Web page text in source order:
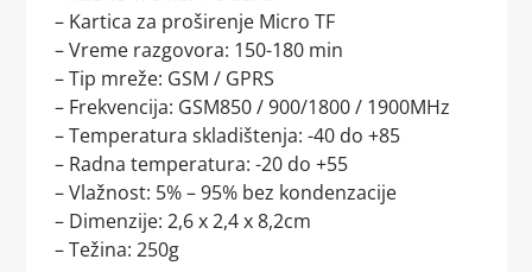
O nama: FILMAX SHOP
PIB: 114005481
MB: 67252527
Lokacija: Beograd, Srbija
Poverenje naših kupaca nam je najvažnije, a sa
našomtrostrukom garancijommožemo vam jamčiti
da je vaša kupovina sigurna, jednostavna i bez stresa.
Kupujte sigurno i sa poverenjem –
petka.
proizvodima i uslugama opravdamo vaše poverenje.
O nama: FILMAX SHOP
PIB: 114005481
MB: 67252527
Lokacija: Beograd, Srbija
Kupujte sigurno i sa poverenjem –Kraba
– Kartica za proširenje Micro TF
– Vreme razgovora: 150-180 min
– Tip mreže: GSM / GPRS
– Frekvencija: GSM850 / 900/1800 / 1900MHz
– Temperatura skladištenja: -40 do +85
– Radna temperatura: -20 do +55
– Vlažnost: 5% – 95% bez kondenzacije
– Dimenzije: 2,6 x 2,4 x 8,2cm
– Težina: 250g